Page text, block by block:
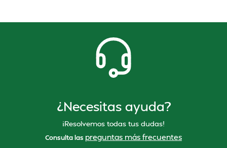
¿Necesitas ayuda?
¡Resolvemos todas tus dudas!
Consulta las preguntas más frecuentes